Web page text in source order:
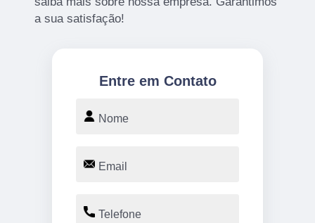
a sua satisfação!
Entre em Contato